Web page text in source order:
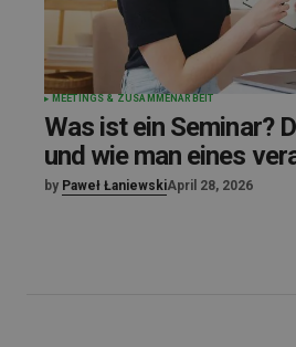
MEETINGS & ZUSAMMENARBEIT
Was ist ein Seminar?
und wie man eines
by Paweł ŁaniewskiApril 28, 2026